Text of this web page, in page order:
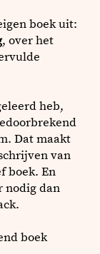
boek uit:
, over het
heb,
Dat maakt
van
boek. En
nodig dan
boek